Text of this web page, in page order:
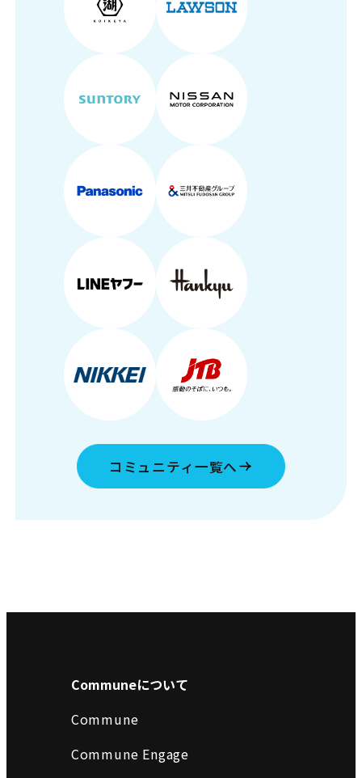
コミュニティ一覧へ
Communeについて
Commune
Commune Engage